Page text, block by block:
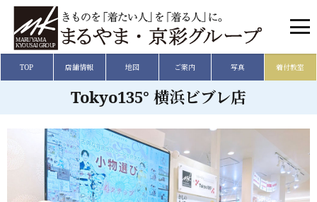
TOP 店舗情報 地図 ご案内 写真 着付教室
Tokyo135° 横浜ビブレ店